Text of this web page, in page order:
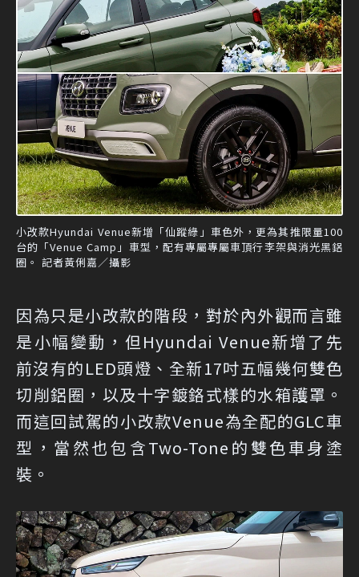
小改款Hyundai Venue新增「仙蹤綠」車色外，更為其推限量100
台的「Venue Camp」車型，配有專屬專屬車頂行李架與消光黑鋁
圈。 記者黃俐嘉／攝影
因為只是小改款的階段，對於內外觀而言雖
是小幅變動，但Hyundai Venue新增了先
前沒有的LED頭燈、全新17吋五幅幾何雙色
切削鋁圈，以及十字鍍鉻式樣的水箱護罩。
而這回試駕的小改款Venue為全配的GLC車
型，當然也包含Two-Tone的雙色車身塗
裝。